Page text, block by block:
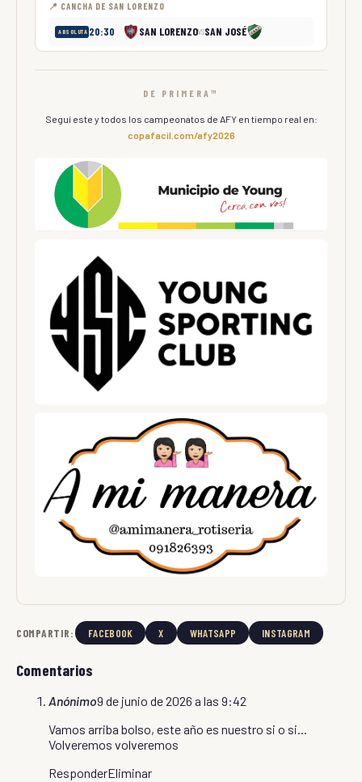
📍 CANCHA DE SAN LORENZO
ABSOLUTA 20:30 SAN LORENZOVSSAN JOSÉ
DE PRIMERA™
Seguí este y todos los campeonatos de AFY en tiempo real en:
copafacil.com/afy2026
COMPARTIR: FACEBOOK X WHATSAPP INSTAGRAM
Comentarios
Anónimo9 de junio de 2026 a las 9:42
Vamos arriba bolso, este año es nuestro si o si...
Volveremos volveremos
ResponderEliminar